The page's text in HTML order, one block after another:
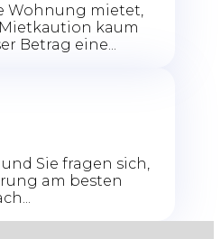
Wohnung mietet,
kaum
Betrag eine...
Sie fragen sich,
am besten